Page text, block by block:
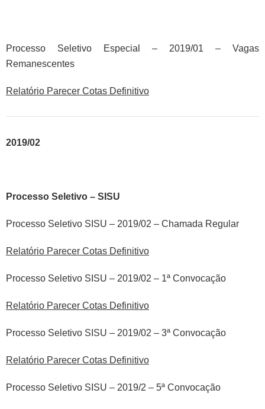
Processo Seletivo Especial – 2019/01 – Vagas
Remanescentes
Relatório Parecer Cotas Definitivo
2019/02
Processo Seletivo – SISU
Processo Seletivo SISU – 2019/02 – Chamada Regular
Relatório Parecer Cotas Definitivo
Processo Seletivo SISU – 2019/02 – 1ª Convocação
Relatório Parecer Cotas Definitivo
Processo Seletivo SISU – 2019/02 – 3ª Convocação
Relatório Parecer Cotas Definitivo
Processo Seletivo SISU – 2019/2 – 5ª Convocação